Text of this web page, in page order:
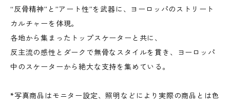
“反骨精神”と”アート性”を武器に、ヨーロッパのストリート
カルチャーを体現。
各地から集まったトップスケーターと共に、
反主流の感性とダークで無骨なスタイルを貫き、ヨーロッパ
中のスケーターから絶大な支持を集めている。
*写真商品はモニター設定、照明などにより実際の商品とは色